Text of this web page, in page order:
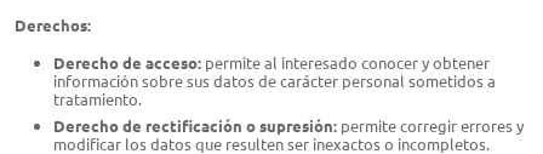
Derechos:
Derecho de acceso: permite al interesado conocer y obtener
información sobre sus datos de carácter personal sometidos a
tratamiento.
Derecho de rectificación o supresión: permite corregir errores y
modificar los datos que resulten ser inexactos o incompletos.